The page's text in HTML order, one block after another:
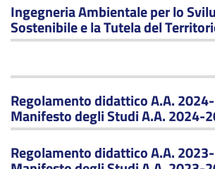
Ingegneria Ambientale per lo
Sostenibile e la Tutela del
Regolamento didattico A.A.
Manifesto degli Studi A.A. 2024-
Regolamento didattico A.A.